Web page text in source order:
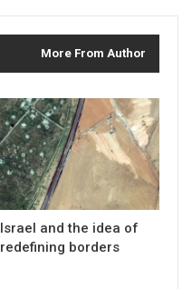
More From Author
Israel and the idea of
redefining borders